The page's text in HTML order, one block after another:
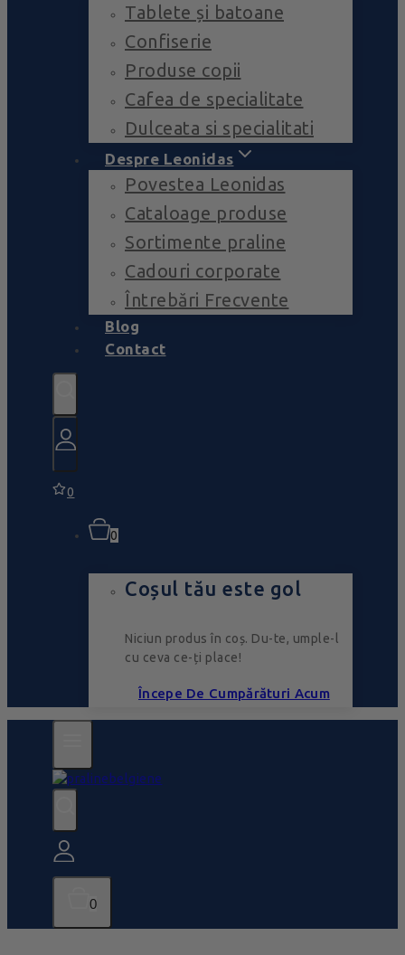
Tablete și batoane
Confiserie
Produse copii
Cafea de specialitate
Dulceata si specialitati
Despre Leonidas
Povestea Leonidas
Cataloage produse
Sortimente praline
Cadouri corporate
Întrebări Frecvente
Blog
Contact
0
0
Coșul tău este gol
Niciun produs în coș. Du-te, umple-l
cu ceva ce-ți place!
Începe De Cumpărături Acum
0